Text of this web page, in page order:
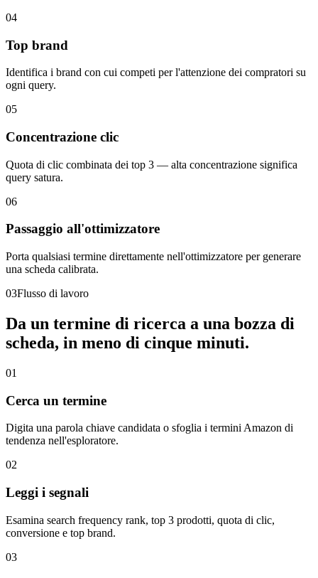
04
Top brand
Identifica i brand con cui competi per l'attenzione dei compratori su
ogni query.
05
Concentrazione clic
Quota di clic combinata dei top 3 — alta concentrazione significa
query satura.
06
Passaggio all'ottimizzatore
Porta qualsiasi termine direttamente nell'ottimizzatore per generare
una scheda calibrata.
03Flusso di lavoro
Da un termine di ricerca a una bozza di
scheda, in meno di cinque minuti.
01
Cerca un termine
Digita una parola chiave candidata o sfoglia i termini Amazon di
tendenza nell'esploratore.
02
Leggi i segnali
Esamina search frequency rank, top 3 prodotti, quota di clic,
conversione e top brand.
03